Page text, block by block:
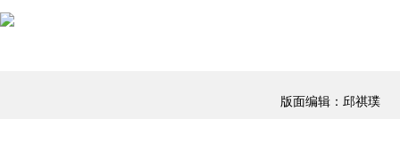
版面编辑：邱祺璞